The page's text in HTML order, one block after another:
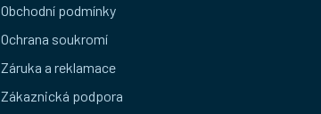
Obchodní podmínky
Ochrana soukromí
Záruka a reklamace
Zákaznická podpora